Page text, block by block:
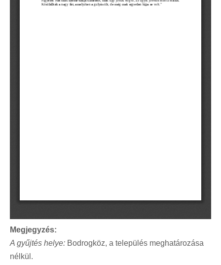
Megjegyzés:
A gyűjtés helye: Bodrogköz, a település meghatározása
nélkül.